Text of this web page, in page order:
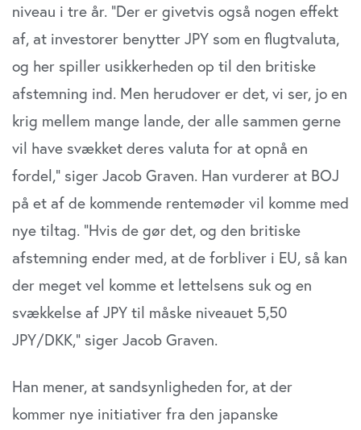
niveau i tre år. ”Der er givetvis også nogen effekt
af, at investorer benytter JPY som en flugtvaluta,
og her spiller usikkerheden op til den britiske
afstemning ind. Men herudover er det, vi ser, jo en
krig mellem mange lande, der alle sammen gerne
vil have svækket deres valuta for at opnå en
fordel,” siger Jacob Graven. Han vurderer at BOJ
på et af de kommende rentemøder vil komme med
nye tiltag. ”Hvis de gør det, og den britiske
afstemning ender med, at de forbliver i EU, så kan
der meget vel komme et lettelsens suk og en
svækkelse af JPY til måske niveauet 5,50
JPY/DKK,” siger Jacob Graven.
Han mener, at sandsynligheden for, at der
kommer nye initiativer fra den japanske